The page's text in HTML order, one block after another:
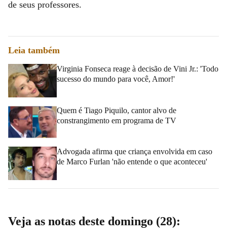
de seus professores.
Leia também
Virginia Fonseca reage à decisão de Vini Jr.: 'Todo
sucesso do mundo para você, Amor!'
Quem é Tiago Piquilo, cantor alvo de
constrangimento em programa de TV
Advogada afirma que criança envolvida em caso
de Marco Furlan 'não entende o que aconteceu'
Veja as notas deste domingo (28):